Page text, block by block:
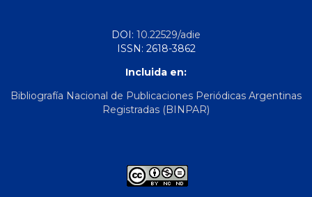
DOI: 10.22529/adie
ISSN: 2618-3862
Incluida en:
Bibliografía Nacional de Publicaciones Periódicas Argentinas
Registradas (BINPAR)